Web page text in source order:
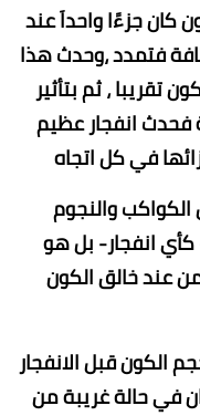
كان جزءًا واحداَ عند
فتمدد ،وحدث هذا
تقريبا ، ثم بتأثير
فحدث انفجار عظيم
في كل اتجاه
والنجوم
كأي انفجار- بل هو
عند خالق الكون
الكون قبل الانفجار
في حالة غريبة من